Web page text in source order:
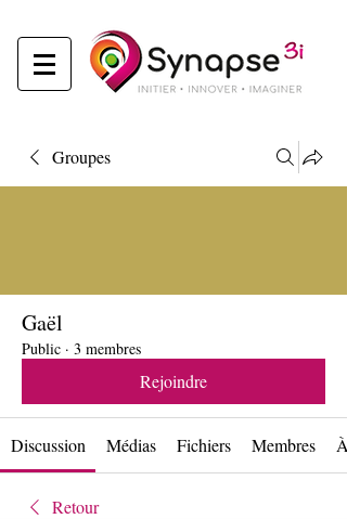
Groupes
Gaël
Public · 3 membres
Rejoindre
Discussion Médias Fichiers Membres
Retour